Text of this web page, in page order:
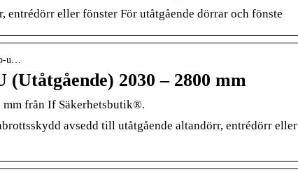
eller fönster För utåtgående dörrar och fönste
u…
2030 – 2800 mm
från If Säkerhetsbutik®.
avsedd till utåtgående altandörr, entrédörr eller